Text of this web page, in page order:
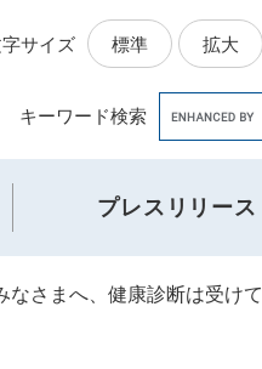
サイズ 標準 拡大
プレスリリース
キーワード検索
Google
カ
ス
タ
ム
検
索
なさまへ、健康診断は受け